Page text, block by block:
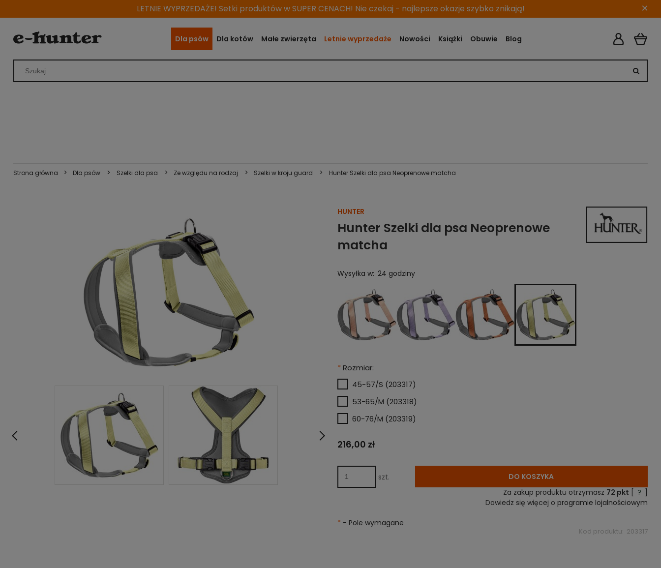
LETNIE WYPRZEDAŻE! Setki produktów w SUPER CENACH! Nie czekaj - najlepsze okazje szybko znikają! ×
Dla psów Dla kotów Małe zwierzęta Letnie wyprzedaże Nowości Książki Obuwie Blog
Strona główna > Dla psów > Szelki dla psa > Ze względu na rodzaj > Szelki w kroju guard > Hunter Szelki dla psa Neoprenowe matcha
HUNTER
Hunter Szelki dla psa Neoprenowe
matcha
Wysyłka w: 24 godziny
* Rozmiar:
45-57/S (203317)
53-65/M (203318)
60-76/M (203319)
216,00 zł
szt.
DO KOSZYKA
Za zakup produktu otrzymasz 72 pkt [ ? ]
Dowiedz się więcej oprogramie lojalnościowym
* - Pole wymagane
Kod produktu: 203317